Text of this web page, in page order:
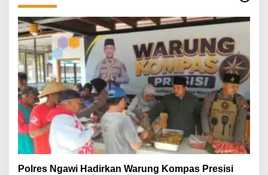
Polres Ngawi Hadirkan Warung Kompas Presisi